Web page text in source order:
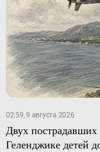
02:59, 9 августа 2026
Двух
Геленджике детей